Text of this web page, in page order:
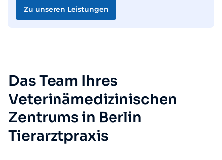
Zu unseren Leistungen
Das Team Ihres
Veterinämedizinischen
Zentrums in Berlin
Tierarztpraxis